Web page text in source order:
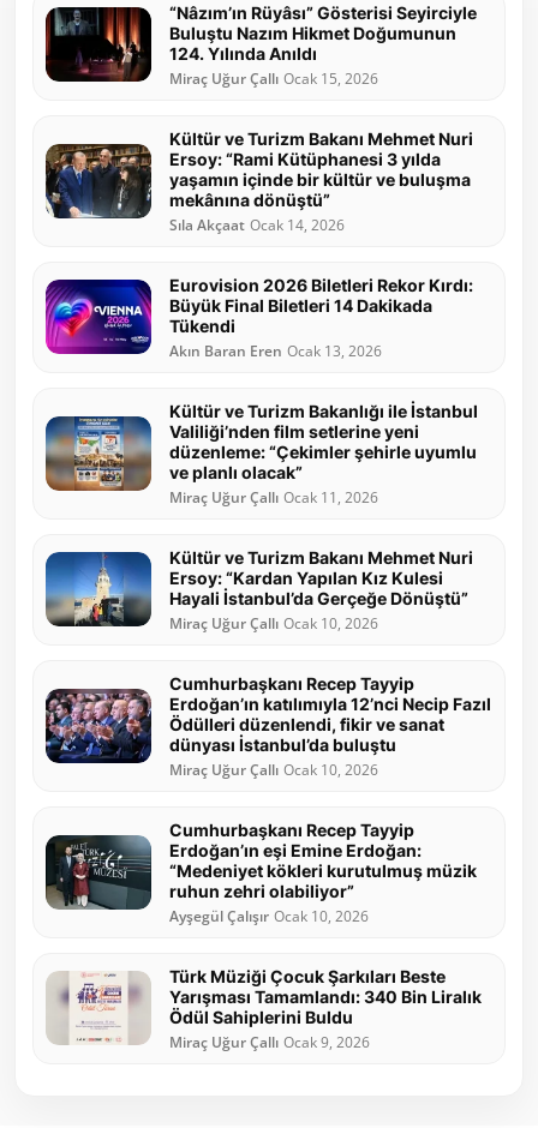
“Nâzım’ın Rüyâsı” Gösterisi Seyirciyle
Buluştu Nazım Hikmet Doğumunun
124. Yılında Anıldı
Miraç Uğur Çallı Ocak 15, 2026
Kültür ve Turizm Bakanı Mehmet Nuri
Ersoy: “Rami Kütüphanesi 3 yılda
yaşamın içinde bir kültür ve buluşma
mekânına dönüştü”
Sıla Akçaat Ocak 14, 2026
Eurovision 2026 Biletleri Rekor Kırdı:
Büyük Final Biletleri 14 Dakikada
Tükendi
Akın Baran Eren Ocak 13, 2026
Kültür ve Turizm Bakanlığı ile İstanbul
Valiliği’nden film setlerine yeni
düzenleme: “Çekimler şehirle uyumlu
ve planlı olacak”
Miraç Uğur Çallı Ocak 11, 2026
Kültür ve Turizm Bakanı Mehmet Nuri
Ersoy: “Kardan Yapılan Kız Kulesi
Hayali İstanbul’da Gerçeğe Dönüştü”
Miraç Uğur Çallı Ocak 10, 2026
Cumhurbaşkanı Recep Tayyip
Erdoğan’ın katılımıyla 12’nci Necip Fazıl
Ödülleri düzenlendi, fikir ve sanat
dünyası İstanbul’da buluştu
Miraç Uğur Çallı Ocak 10, 2026
Cumhurbaşkanı Recep Tayyip
Erdoğan’ın eşi Emine Erdoğan:
“Medeniyet kökleri kurutulmuş müzik
ruhun zehri olabiliyor”
Ayşegül Çalışır Ocak 10, 2026
Türk Müziği Çocuk Şarkıları Beste
Yarışması Tamamlandı: 340 Bin Liralık
Ödül Sahiplerini Buldu
Miraç Uğur Çallı Ocak 9, 2026